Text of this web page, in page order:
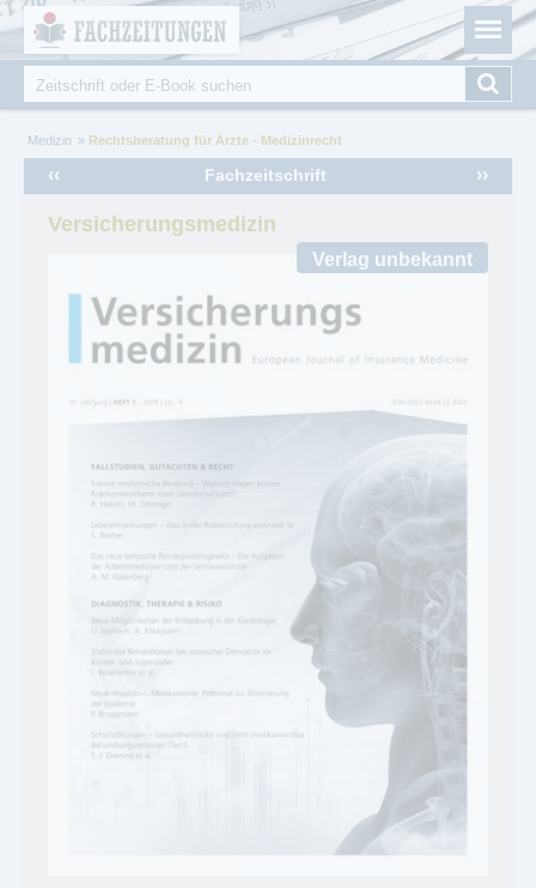
Fachzeitungen.de - Das unabhängige Portal für
Fachmagazine Fachpublikationen & eBooks
Suche
Sie sind hier
Medizin Rechtsberatung für Ärzte - Medizinrecht
Fachzeitschrift
‹‹ ››
Versicherungsmedizin
Cookie-Einstellungen